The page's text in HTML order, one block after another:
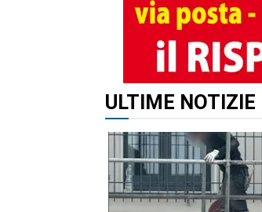
ALTRI ARTICOLI